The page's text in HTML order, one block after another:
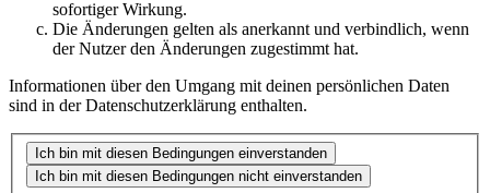
sofortiger Wirkung.
Die Änderungen gelten als anerkannt und verbindlich, wenn
der Nutzer den Änderungen zugestimmt hat.
Informationen über den Umgang mit deinen persönlichen Daten
sind in der Datenschutzerklärung enthalten.